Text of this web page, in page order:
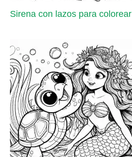
Sirena con lazos para colorear